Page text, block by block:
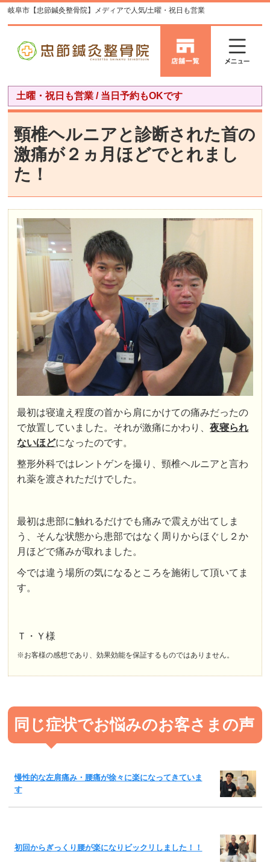
岐阜市【忠節鍼灸整骨院】メディアで人気/土曜・祝日も営業
土曜・祝日も営業 / 当日予約もOKです
頸椎ヘルニアと診断された首の
激痛が２ヵ月ほどでとれまし
た！
最初は寝違え程度の首から肩にかけての痛みだったの
で放置していました。それが激痛にかわり、夜寝られ
ないほどになったのです。
整形外科ではレントゲンを撮り、頸椎ヘルニアと言わ
れ薬を渡されただけでした。
最初は患部に触れるだけでも痛みで震えが出てしま
う、そんな状態から患部ではなく周りからほぐし２か
月ほどで痛みが取れました。
今では違う場所の気になるところを施術して頂いてま
す。
Ｔ・Ｙ様
※お客様の感想であり、効果効能を保証するものではありません。
同じ症状でお悩みのお客さまの声
慢性的な左肩痛み・腰痛が徐々に楽になってきていま
す
初回からぎっくり腰が楽になりビックリしました！！